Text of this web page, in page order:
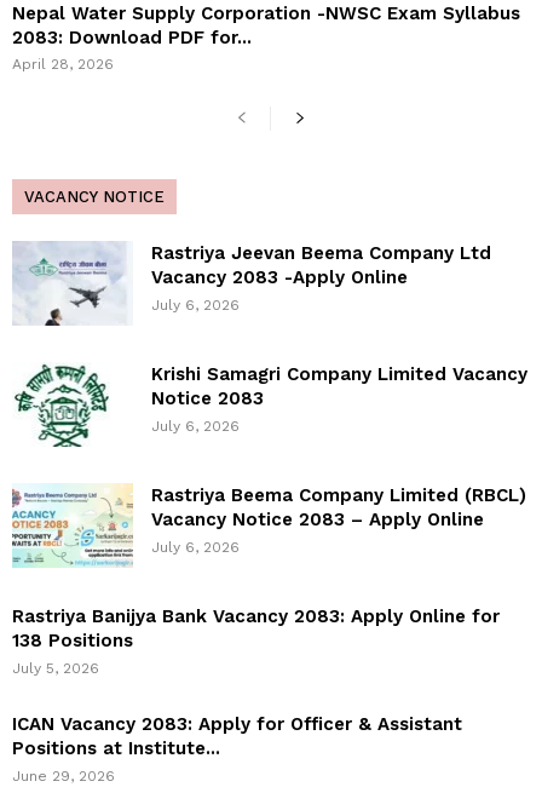
Nepal Water Supply Corporation -NWSC Exam Syllabus
2083: Download PDF for...
April 28, 2026
VACANCY NOTICE
Rastriya Jeevan Beema Company Ltd
Vacancy 2083 -Apply Online
July 6, 2026
Krishi Samagri Company Limited Vacancy
Notice 2083
July 6, 2026
Rastriya Beema Company Limited (RBCL)
Vacancy Notice 2083 – Apply Online
July 6, 2026
Rastriya Banijya Bank Vacancy 2083: Apply Online for
138 Positions
July 5, 2026
ICAN Vacancy 2083: Apply for Officer & Assistant
Positions at Institute...
June 29, 2026